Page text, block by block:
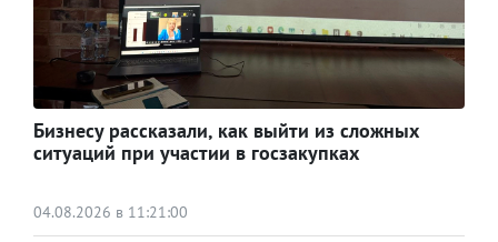
Бизнесу рассказали, как выйти из сложных
ситуаций при участии в госзакупках
04.08.2026 в 11:21:00